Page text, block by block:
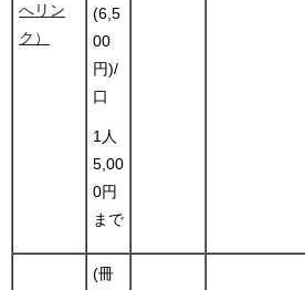
へリン
ク）
(6,5
00
円)/
口
1人
5,00
0円
まで
(冊